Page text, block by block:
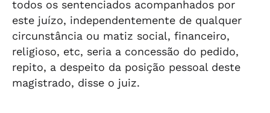
todos os sentenciados acompanhados por
este juízo, independentemente de qualquer
circunstância ou matiz social, financeiro,
religioso, etc, seria a concessão do pedido,
repito, a despeito da posição pessoal deste
magistrado, disse o juiz.